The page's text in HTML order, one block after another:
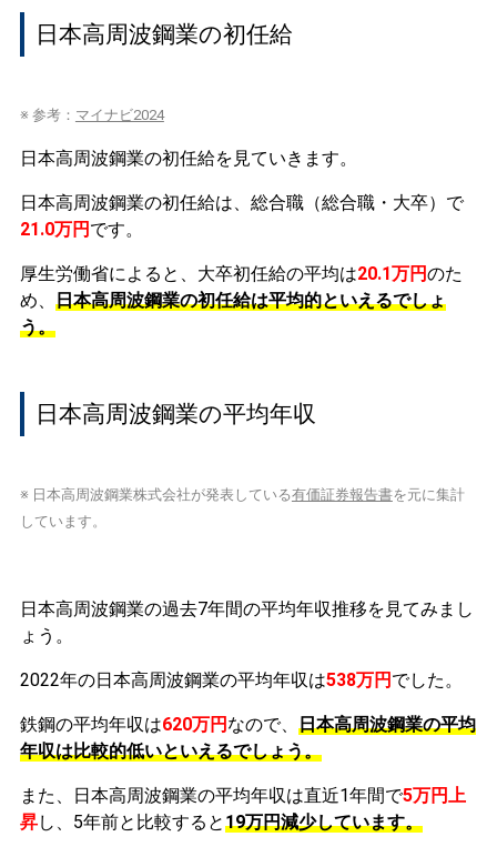
日本高周波鋼業の初任給
※ 参考： マイナビ2024
日本高周波鋼業の初任給を見ていきます。
日本高周波鋼業の初任給は、総合職（総合職・大卒）で
21.0万円 です。
厚生労働省によると、大卒初任給の平均は20.1万円のた
め、 日本高周波鋼業の初任給は平均的といえるでしょ
う。
日本高周波鋼業の平均年収
※ 日本高周波鋼業株式会社が発表している有価証券報告書を元に集計
しています。
日本高周波鋼業の過去7年間の平均年収推移を見てみまし
ょう。
2022年の日本高周波鋼業の平均年収は538万円 でした。
鉄鋼の平均年収は620万円 なので、 日本高周波鋼業の平均
年収は比較的低いといえるでしょう。
また、日本高周波鋼業の平均年収は直近1年間で5万円上
昇し、5年前と比較すると19万円減少しています。